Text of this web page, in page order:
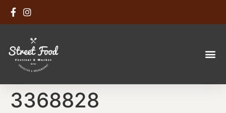
3368828